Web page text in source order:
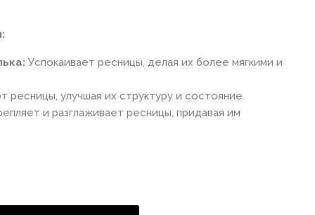
Успокаивает ресницы, делая их более мягкими и
ресницы, улучшая их структуру и состояние.
и разглаживает ресницы, придавая им